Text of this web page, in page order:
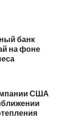
банк
на фоне
США